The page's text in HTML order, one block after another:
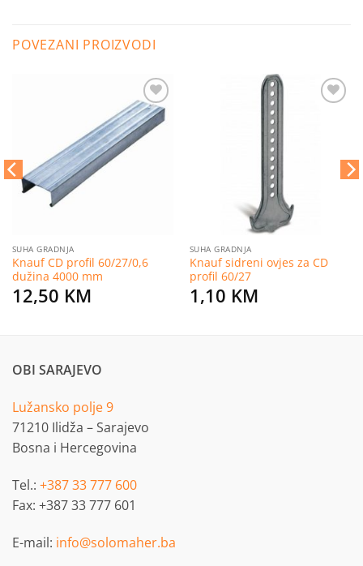
POVEZANI PROIZVODI
Dodaj
na
listu
SUHA GRADNJA
Knauf CD profil 60/27/0,6
dužina 4000 mm
12,50 KM
SUHA GRADNJA
Knauf sidreni ovjes za CD
profil 60/27
1,10 KM
OBI SARAJEVO
Lužansko polje 9
71210 Ilidža – Sarajevo
Bosna i Hercegovina
Tel.: +387 33 777 600
Fax: +387 33 777 601
E-mail: info@solomaher.ba